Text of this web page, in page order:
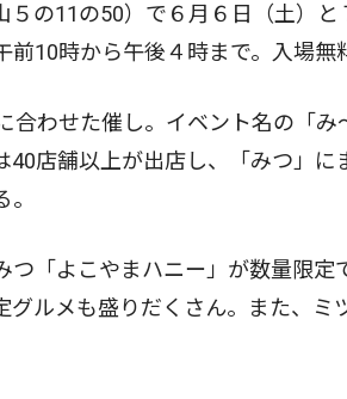
の11の50）で６月６日（土）
10時から午後４時まで。入場無
わせた催し。イベント名の「み
40店舗以上が出店し、「みつ」
「よこやまハニー」が数量限定
グルメも盛りだくさん。また、